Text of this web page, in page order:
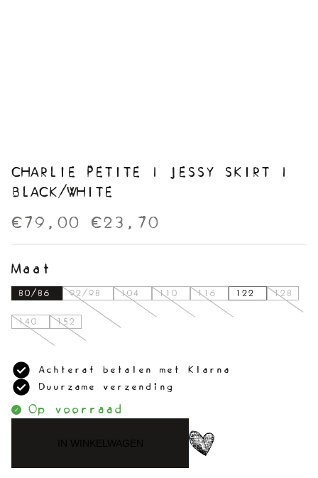
CHARLIE PETITE | JESSY SKIRT |
BLACK/WHITE
€79,00 €23,70
Maat
80/86 92/98 104 110 116 122 128
140 152
Achteraf betalen met Klarna
Duurzame verzending
Op voorraad
IN WINKELWAGEN